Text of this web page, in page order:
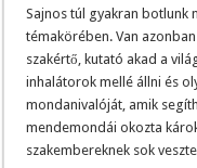
Sajnos túl gyakran botlunk
témakörében. Van
szakértő, kutató akad a
inhalátorok mellé állni és
mondanivalóját, amik
mendemondái okozta
szakembereknek sok